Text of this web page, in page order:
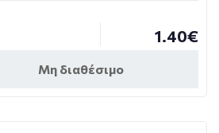
1.40€
Μη διαθέσιμο